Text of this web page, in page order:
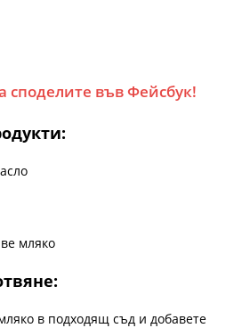
споделите във Фейсбук!
мляко
в подходящ съд и добавете